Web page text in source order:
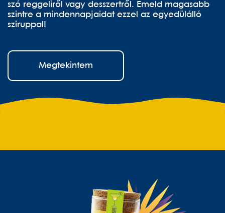
szó reggeliről vagy desszertről. Emeld magasabb
szintre a mindennapjaidat ezzel az egyedülálló
sziruppal!
Megtekintem